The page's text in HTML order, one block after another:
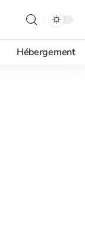
Hébergement